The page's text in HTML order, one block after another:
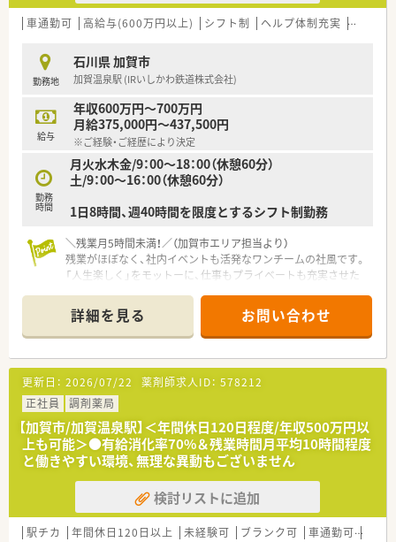
■ラウンダーとしてのご経験やスキルを評価し、年収550万円か
ら600万円を提示します。
全額補助いたします。
■休日は日曜・祝日に加え、平日に半日休みが2回あり、プライベ
ートも確保できます。
【こんな取り組みをしています】
■Uターン・Iターン希望者を歓迎しており、住居に関する手厚い
サポート体制を整えています。
■地域の薬剤師会に加入しており、最新の医療情報を得たり研修
に参加する機会があります。
師としての成長を応援します。
車通勤可 高給与(600万円以上) シフト制 ヘルプ体制充実 高収入
勤務地
石川県 加賀市
加賀温泉駅 (IRいしかわ鉄道株式会社)
給与
年収600万円～700万円
月給375,000円～437,500円
※ご経験・ご経歴により決定
勤務
時間
月火水木金/9：00～18：00（休憩60分）
土/9：00～16：00（休憩60分）
1日8時間、週40時間を限度とするシフト制勤務
＼残業月5時間未満！／（加賀市エリア担当より）
残業がほぼなく、社内イベントも活発なワンチームの社風です。
「人生楽しく」をモットーに、仕事もプライベートも充実させた
＊------------------------------------------＊
【店舗情報と応需状況について】
■加賀温泉駅から車で10分ほどの場所にあり、マイカー通勤が
便利です。
■主に内科や眼科の処方箋を1日あたり70枚から80枚ほど応需
しており、専門的な知識を深められる環境です。
■外来業務に加えて居宅や施設への在宅医療にも積極的に取り
組んでおり、地域医療に深く貢献できる職場です。
【法人特徴について】
■大手ドラッグストアの調剤部門立ち上げに携わり、約30年の
経験を持つ社長が設立した法人です。
■「人生楽しく」をモットーに掲げており、社内イベントを通じ
てスタッフ同士の非常に良い輪が作られています。
■石川県内で複数店舗を展開し、地域包括ケアシステムを支える
詳細を見る お問い合わせ
更新日： 2026/07/22 薬剤師求人ID： 578212
正社員
調剤薬局
【加賀市/加賀温泉駅】＜年間休日120日程度/年収500万円以
上も可能＞●有給消化率70%＆残業時間月平均10時間程度
と働きやすい環境、無理な異動もございません
検討リストに追加
駅チカ 年間休日120日以上 未経験可 ブランク可 車通勤可